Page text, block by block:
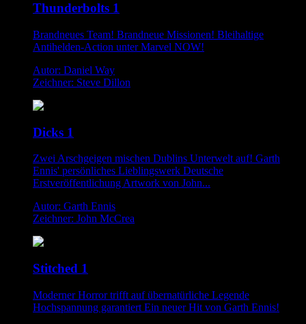
Thunderbolts 1
Brandneues Team! Brandneue Missionen! Bleihaltige
Antihelden-Action unter Marvel NOW!
Autor: Daniel Way
Zeichner: Steve Dillon
Dicks 1
Zwei Arschgeigen mischen Dublins Unterwelt auf! Garth
Ennis' persönliches Lieblingswerk Deutsche
Erstveröffentlichung Artwork von John...
Autor: Garth Ennis
Zeichner: John McCrea
Stitched 1
Moderner Horror trifft auf übernatürliche Legende
Hochspannung garantiert Ein neuer Hit von Garth Ennis!